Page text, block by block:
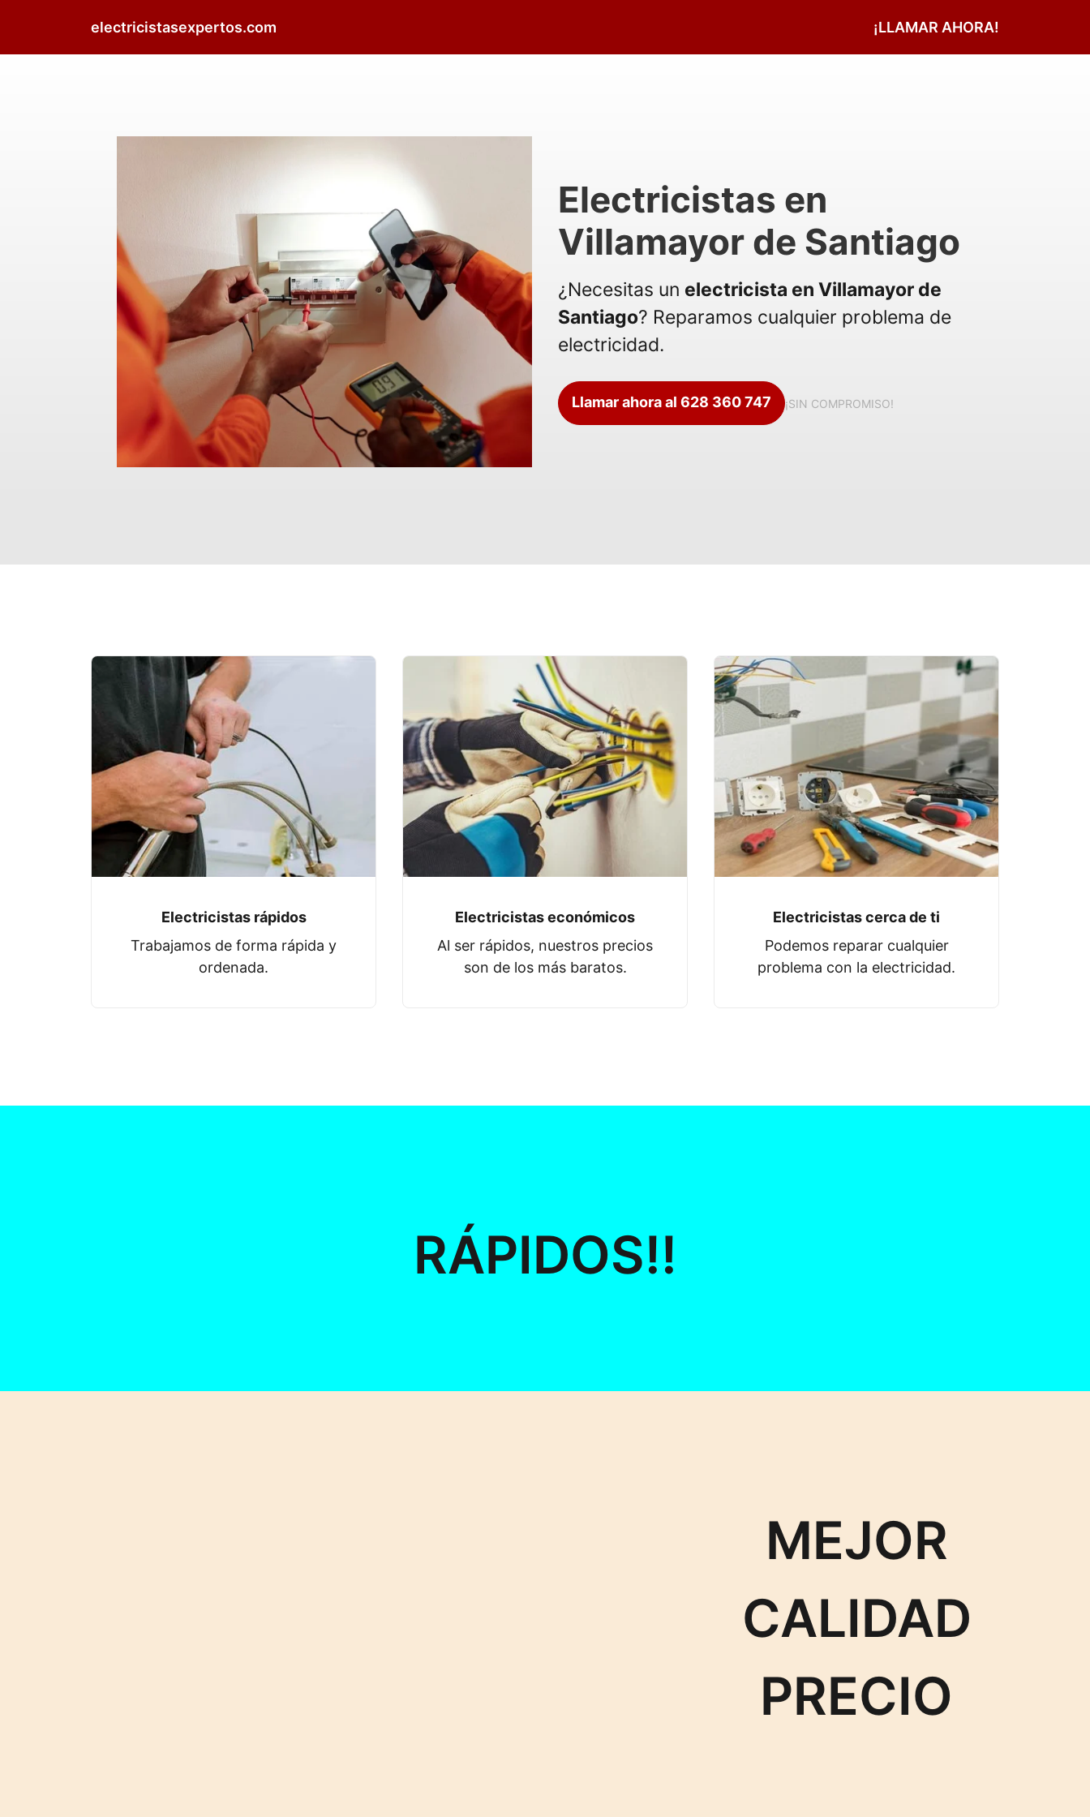
electricistasexpertos.com ¡LLAMAR AHORA!
Electricistas en
Villamayor de Santiago
¿Necesitas un electricista en Villamayor de
Santiago? Reparamos cualquier problema de
electricidad.
Llamar ahora al 628 360 747 ¡SIN COMPROMISO!
Electricistas rápidos
Trabajamos de forma rápida y
ordenada.
Electricistas económicos
Al ser rápidos, nuestros precios
son de los más baratos.
Electricistas cerca de ti
Podemos reparar cualquier
problema con la electricidad.
RÁPIDOS!!
MEJOR
CALIDAD
PRECIO